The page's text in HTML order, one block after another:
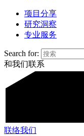
项目分享
研究洞察
专业服务
Search for:
和我们联系
联络我们